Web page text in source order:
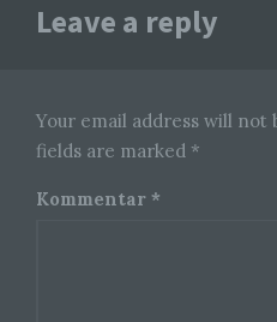
Leave a reply
Your email address will not
fields are marked *
Kommentar *
Hauffstraße 10
Deutschland
01777102175
E-Mail: info@livesound-